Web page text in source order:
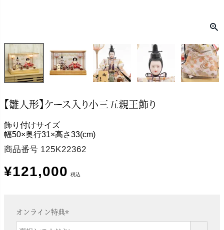
飾り付けサイズ
幅50×奥行31×高さ33(cm)
【雛人形】ケース入り小三五親王飾り
商品番号 125K22362
¥121,000 税込
オンライン特典